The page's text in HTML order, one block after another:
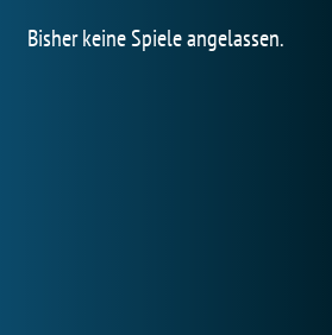
Bisher keine Spiele angelassen.